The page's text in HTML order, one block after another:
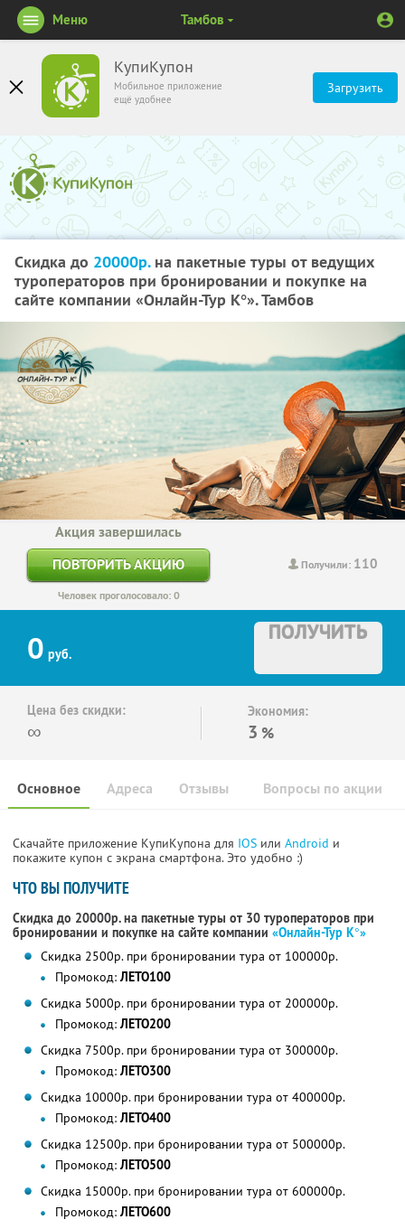
КупиКупон
Мобильное приложение
ещё удобнее
Загрузить
Меню Тамбов
Скидка до 20000р.на пакетные туры от ведущих
туроператоров при бронировании и покупке на
сайте компании «Онлайн-Тур К°». Тамбов
Получили: 110
Акция завершилась
ПОВТОРИТЬ АКЦИЮ
Человек проголосовало: 0
0 руб.
ПОЛУЧИТЬ
Цена без скидки:
∞
Экономия:
3 %
Основное Отзывы Вопросы по акции
Адреса
Скачайте приложение КупиКупона для IOS или Android и
покажите купон с экрана смартфона. Это удобно :)
ЧТО ВЫ ПОЛУЧИТЕ
Скидка до 20000р. на пакетные туры от 30 туроператоров при
бронировании и покупке на сайте компании «Онлайн-Тур К°»
Скидка 2500р. при бронировании тура от 100000р.
Промокод:ЛЕТО100
Скидка 5000р. при бронировании тура от 200000р.
Промокод:ЛЕТО200
Скидка 7500р. при бронировании тура от 300000р.
Промокод:ЛЕТО300
Скидка 10000р. при бронировании тура от 400000р.
Промокод:ЛЕТО400
Скидка 12500р. при бронировании тура от 500000р.
Промокод:ЛЕТО500
Скидка 15000р. при бронировании тура от 600000р.
Промокод:ЛЕТО600